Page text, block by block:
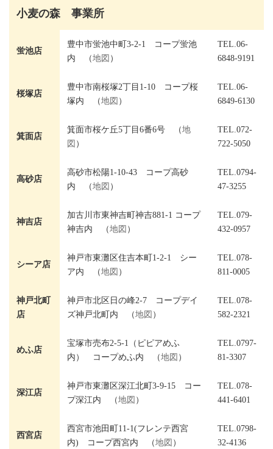
小麦の森 事業所
蛍池店
豊中市蛍池中町3-2-1 コープ蛍池
内 （地図 ）
TEL.06-
6848-9191
桜塚店
豊中市南桜塚2丁目1-10 コープ桜
塚内 （地図 ）
TEL.06-
6849-6130
箕面店
箕面市桜ケ丘5丁目6番6号 （地
図 ）
TEL.072-
722-5050
高砂店
高砂市松陽1-10-43 コープ高砂
内 （地図 ）
TEL.0794-
47-3255
神吉店
加古川市東神吉町神吉881-1 コープ
神吉内 （地図 ）
TEL.079-
432-0957
シーア店
神戸市東灘区住吉本町1-2-1 シー
ア内 （地図 ）
TEL.078-
811-0005
神戸北町
店
神戸市北区日の峰2-7 コープデイ
ズ神戸北町内 （地図 ）
TEL.078-
582-2321
めふ店
宝塚市売布2-5-1（ピピアめふ
内） コープめふ内 （地図 ）
TEL.0797-
81-3307
深江店
神戸市東灘区深江北町3-9-15 コー
プ深江内 （地図 ）
TEL.078-
441-6401
西宮店
西宮市池田町11-1(フレンテ西宮
内) コープ西宮内 （地図 ）
TEL.0798-
32-4136